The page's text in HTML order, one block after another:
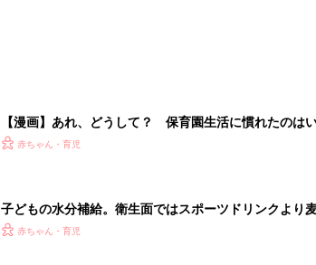
【漫画】あれ、どうして？ 保育園生活に慣れたのは
がする……！『ふうふう子育て ＃91』
赤ちゃん・育児
子どもの水分補給。衛生面ではスポーツドリンクより
く3つのコツとは？【専門家監修】
赤ちゃん・育児